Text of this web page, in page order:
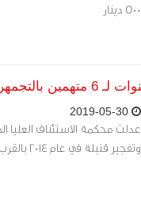
500 دينار
وتفجير قنبلة في عام 2014 بالقرب من صالون حلاقة